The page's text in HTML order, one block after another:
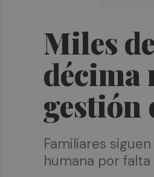
Miles
décima
gestión
Familiares
humana por